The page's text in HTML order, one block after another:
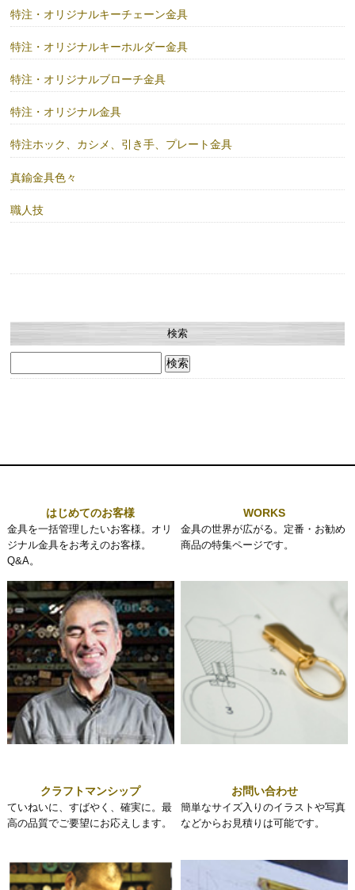
特注・オリジナルキーチェーン金具
特注・オリジナルキーホルダー金具
特注・オリジナルブローチ金具
特注・オリジナル金具
特注ホック、カシメ、引き手、プレート金具
真鍮金具色々
職人技
検索
索:
はじめてのお客様
金具を一括管理したいお客様。オリ
ジナル金具をお考えのお客様。
Q&A。
WORKS
金具の世界が広がる。定番・お勧め
商品の特集ページです。
クラフトマンシップ
ていねいに、すばやく、確実に。最
高の品質でご要望にお応えします。
お問い合わせ
簡単なサイズ入りのイラストや写真
などからお見積りは可能です。